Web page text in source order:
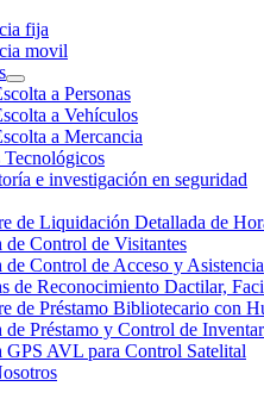
fija
movil
a Personas
a Vehículos
a Mercancia
e investigación en seguridad
de Liquidación Detallada de
de Control de Visitantes
de Control de Acceso y Asistencia
de Reconocimiento Dactilar,
de Préstamo Bibliotecario con
de Préstamo y Control de
GPS AVL para Control Satelital